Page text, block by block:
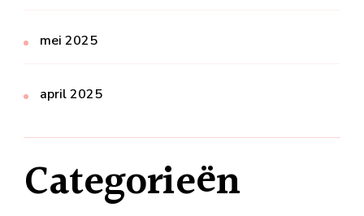
mei 2025
april 2025
Categorieën